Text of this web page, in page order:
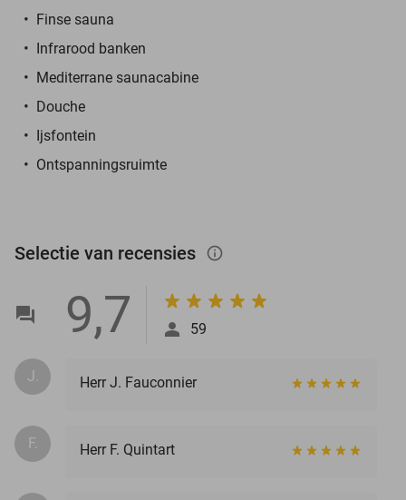
Finse sauna
Infrarood banken
Mediterrane saunacabine
Douche
Ijsfontein
Ontspanningsruimte
Selectie van recensies info_outlined
9,7 59
J. Herr J. Fauconnier
F. Herr F. Quintart